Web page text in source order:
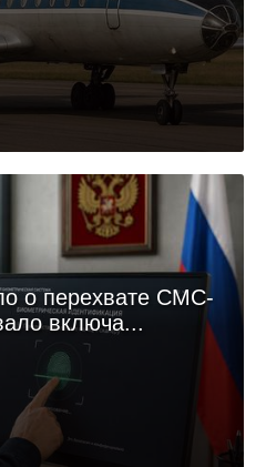
о перехвате СМС-
включа...